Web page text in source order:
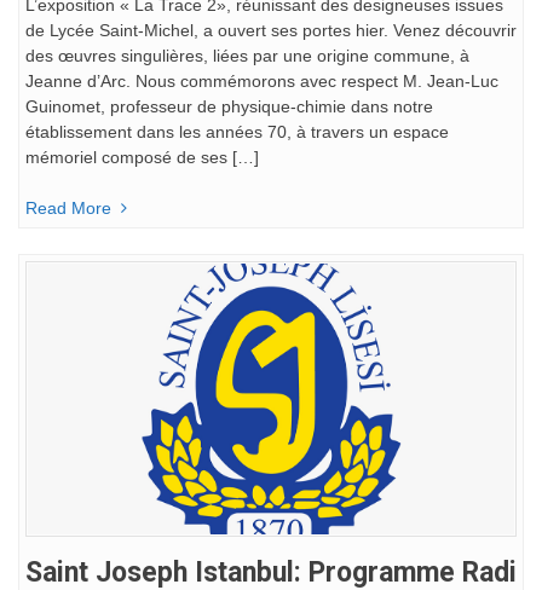
L’exposition « La Trace 2», réunissant des designeuses issues
de Lycée Saint-Michel, a ouvert ses portes hier. Venez découvrir
des œuvres singulières, liées par une origine commune, à
Jeanne d’Arc. Nous commémorons avec respect M. Jean-Luc
Guinomet, professeur de physique-chimie dans notre
établissement dans les années 70, à travers un espace
mémoriel composé de ses […]
Read More
Saint Joseph Istanbul: Programme Radi